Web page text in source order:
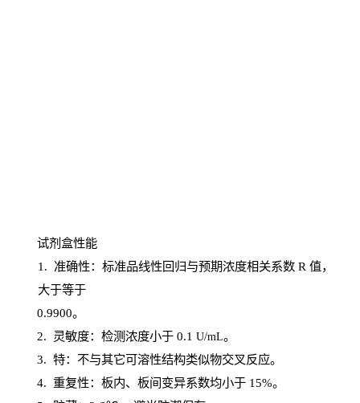
试剂盒性能
1 . 准确性：标准品线性回归与预期浓度相关系数 R 值，
大于等于
0.9900。
2. 灵敏度：检测浓度小于0.1 U/mL。
3. 特：不与其它可溶性结构类似物交叉反应。
4. 重复性：板内、板间变异系数均小于15%。